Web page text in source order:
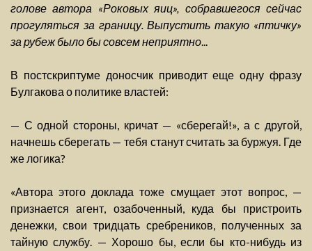
голове автора «Роковых яиц», собравшегося сейчас
прогуляться за границу. Выпустить такую «птичку»
за рубеж было бы совсем неприятно...
В постскриптуме доносчик приводит еще одну фразу
Булгакова о политике властей:
— С одной стороны, кричат — «сберегай!», а с другой,
начнешь сберегать — тебя станут считать за буржуя. Где
же логика?
«Автора этого доклада тоже смущает этот вопрос, —
признается агент, озабоченный, куда бы пристроить
денежки, свои тридцать сребреников, полученных за
тайную службу. — Хорошо бы, если бы кто-нибудь из